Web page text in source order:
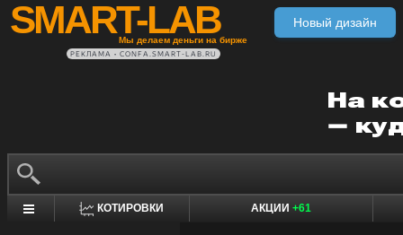
SMART-LAB
Мы делаем деньги на бирже
Новый дизайн
РЕКЛАМА • CONFA.SMART-LAB.RU
КОТИРОВКИ АКЦИИ +61